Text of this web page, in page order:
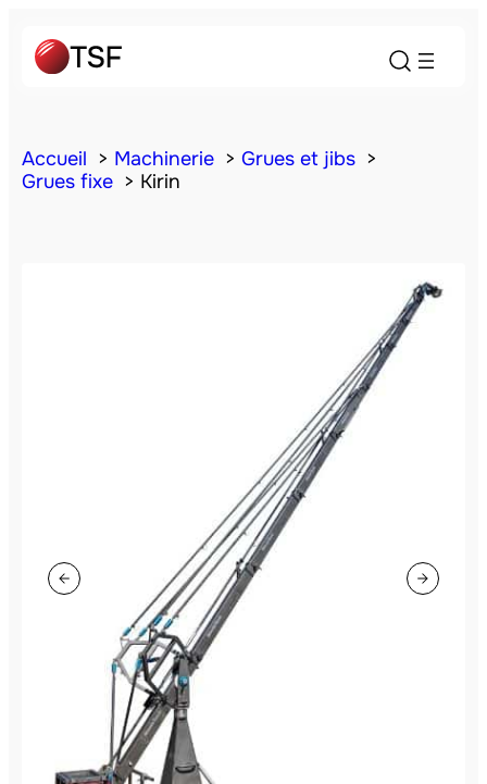
Accueil Machinerie
Grues et jibs
Grues fixe
Kirin